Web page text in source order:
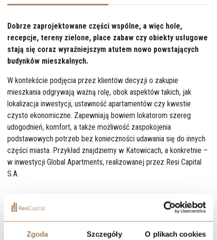
Zgoda Szczegóły O plikach cookies
Dobrze zaprojektowane części wspólne, a więc hole,
recepcje, tereny zielone, place zabaw czy obiekty usługowe
stają się coraz wyraźniejszym atutem nowo powstających
budynków mieszkalnych.
W kontekście podjęcia przez klientów decyzji o zakupie
mieszkania odgrywają ważną rolę, obok aspektów takich, jak
lokalizacja inwestycji, ustawność apartamentów czy kwestie
czysto ekonomiczne. Zapewniają bowiem lokatorom szereg
udogodnień, komfort, a także możliwość zaspokojenia
podstawowych potrzeb bez konieczności udawania się do innych
części miasta. Przykład znajdziemy w Katowicach, a konkretnie –
w inwestycji Global Apartments, realizowanej przez Resi Capital
S.A.